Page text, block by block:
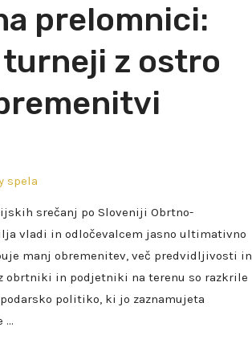
prelomnici:
turneji z ostro
spela
srečanj po Sloveniji Obrtno-
vladi in odločevalcem jasno ultimativno
manj obremenitev, več predvidljivosti in
obrtniki in podjetniki na terenu so razkrile
politiko, ki jo zaznamujeta
…